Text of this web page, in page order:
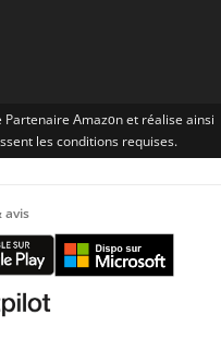
Αmazοn et réalise ainsi
les conditions requises.
avis